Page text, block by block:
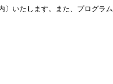
いたします。また、プログラム